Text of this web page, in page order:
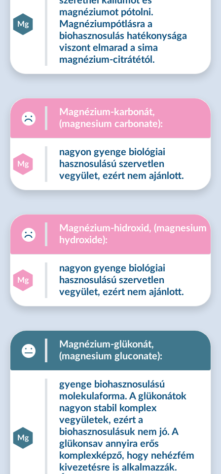
Mg
magnéziumot pótolni.
Magnéziumpótlásra a
biohasznosulás hatékonysága
viszont elmarad a sima
magnézium-citrátétól.
Magnézium-karbonát,
(magnesium carbonate):
Mg
nagyon gyenge biológiai
hasznosulású szervetlen
vegyület, ezért nem ajánlott.
Magnézium-hidroxid, (magnesium
hydroxide):
Mg
nagyon gyenge biológiai
hasznosulású szervetlen
vegyület, ezért nem ajánlott.
Magnézium-glükonát,
(magnesium gluconate):
Mg
gyenge biohasznosulású
molekulaforma. A glükonátok
nagyon stabil komplex
vegyületek, ezért a
biohasznosulásuk nem jó. A
glükonsav annyira erős
komplexképző, hogy nehézfém
kivezetésre is alkalmazzák.